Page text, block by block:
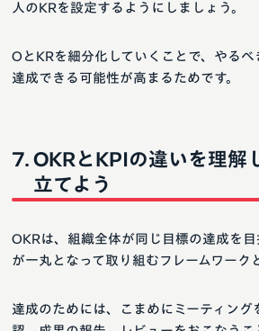
人のKRを設定するようにしましょう。
OとKRを細分化していくことで、やるべ
達成できる可能性が高まるためです。
OKRとKPIの違いを理解
立てよう
OKRは、組織全体が同じ目標の達成を
が一丸となって取り組むフレームワーク
達成のためには、こまめにミーティング